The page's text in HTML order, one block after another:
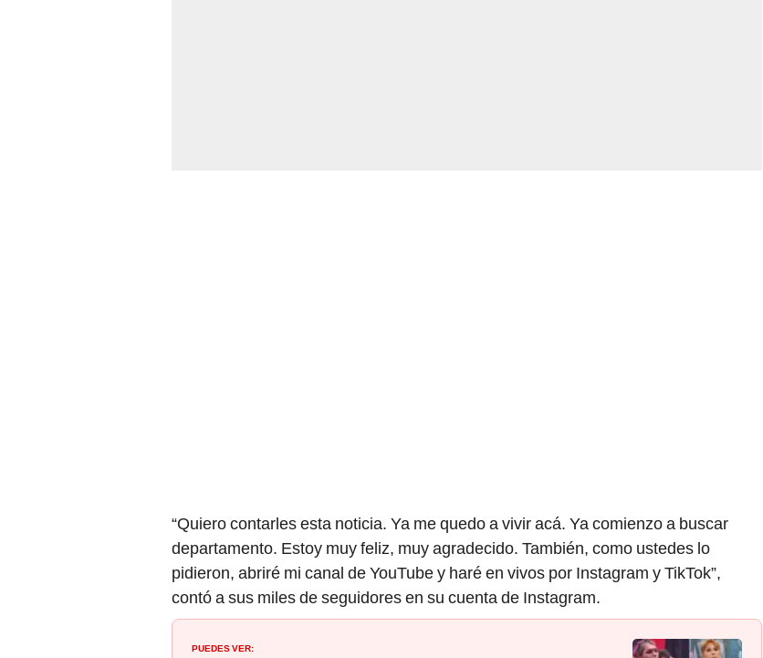
“Quiero contarles esta noticia. Ya me quedo a vivir acá. Ya comienzo a buscar
departamento. Estoy muy feliz, muy agradecido. También, como ustedes lo
pidieron, abriré mi canal de YouTube y haré en vivos por Instagram y TikTok”,
contó a sus miles de seguidores en su cuenta de Instagram.
PUEDES VER: